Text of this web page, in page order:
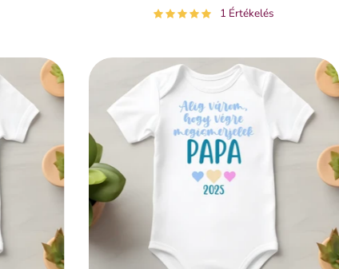
1 Értékelés